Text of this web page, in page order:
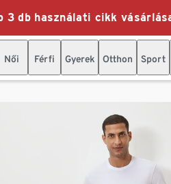
3 db használati cikk
Női Férfi Gyerek Otthon Sport